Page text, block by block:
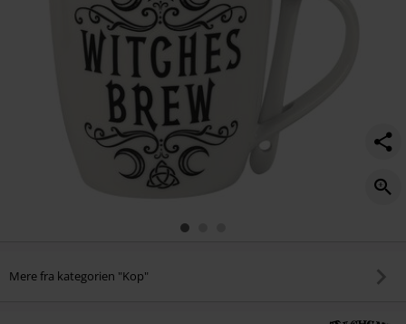
Mere fra kategorien "Kop"